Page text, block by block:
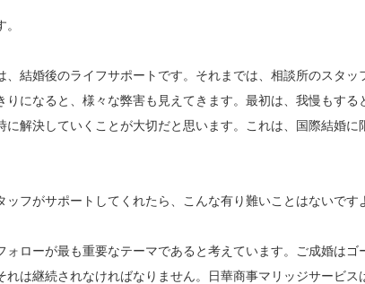
、結婚後のライフサポートです。それまでは、相談所のスタッ
になると、様々な弊害も見えてきます。最初は、我慢もする
解決していくことが大切だと思います。これは、国際結婚に
フがサポートしてくれたら、こんな有り難いことはないです
ローが最も重要なテーマであると考えています。ご成婚はゴ
は継続されなければなりません。日華商事マリッジサービス